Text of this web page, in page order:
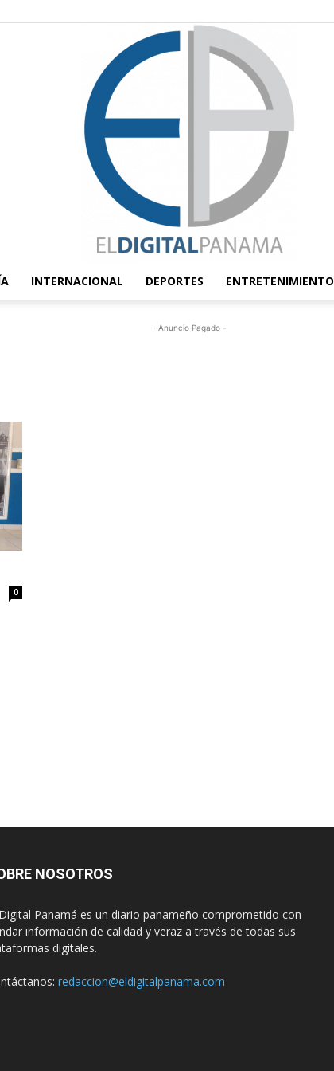
INTERNACIONAL DEPORTES ENTRETENIMIENTO
- Anuncio Pagado -
0
NOSOTROS
Panamá es un diario panameño comprometido con
información de calidad y veraz a través de todas sus
digitales.
redaccion@eldigitalpanama.com